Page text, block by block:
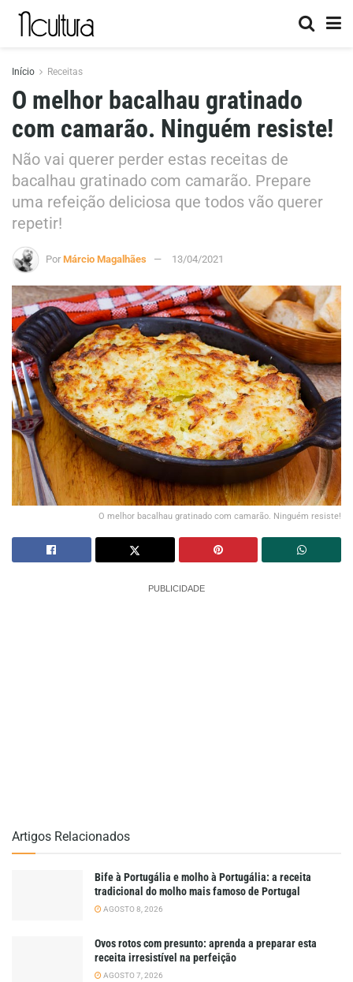
Início Receitas
O melhor bacalhau gratinado
com camarão. Ninguém resiste!
Não vai querer perder estas receitas de
bacalhau gratinado com camarão. Prepare
uma refeição deliciosa que todos vão querer
repetir!
Por Márcio Magalhães 13/04/2021
O melhor bacalhau gratinado com camarão. Ninguém resiste!
PUBLICIDADE
Artigos Relacionados
Bife à Portugália e molho à Portugália: a receita
tradicional do molho mais famoso de Portugal
AGOSTO 8, 2026
Ovos rotos com presunto: aprenda a preparar esta
receita irresistível na perfeição
AGOSTO 7, 2026